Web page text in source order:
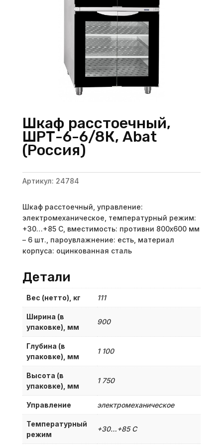
Шкаф расстоечный,
ШРТ-6-6/8К, Abat
(Россия)
Артикул: 24784
Шкаф расстоечный, управление:
электромеханическое, температурный режим:
+30…+85 С, вместимость: противни 800х600 мм
– 6 шт., пароувлажнение: есть, материал
корпуса: оцинкованная сталь
Детали
Вес (нетто), кг 111
Ширина (в
упаковке), мм
900
Глубина (в
упаковке), мм
1 100
Высота (в
упаковке), мм
1 750
Управление электромеханическое
Температурный
режим
+30…+85 С